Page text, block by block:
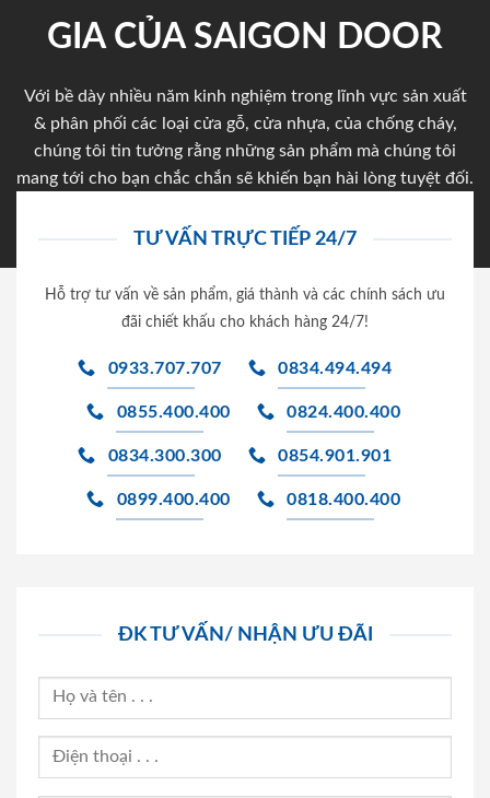
GIA CỦA SAIGON DOOR
Với bề dày nhiều năm kinh nghiệm trong lĩnh vực sản xuất
& phân phối các loại cửa gỗ, cửa nhựa, của chống cháy,
chúng tôi tin tưởng rằng những sản phẩm mà chúng tôi
mang tới cho bạn chắc chắn sẽ khiến bạn hài lòng tuyệt đối.
TƯ VẤN TRỰC TIẾP 24/7
Hỗ trợ tư vấn về sản phẩm, giá thành và các chính sách ưu
đãi chiết khấu cho khách hàng 24/7!
0933.707.707 0834.494.494
0855.400.400 0824.400.400
0834.300.300 0854.901.901
0899.400.400 0818.400.400
ĐK TƯ VẤN/ NHẬN ƯU ĐÃI